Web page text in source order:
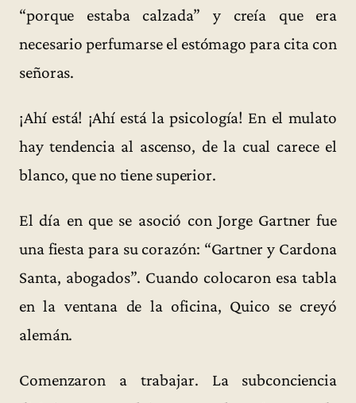
“porque estaba calzada” y creía que era
necesario perfumarse el estómago para cita con
señoras.
¡Ahí está! ¡Ahí está la psicología! En el mulato
hay tendencia al ascenso, de la cual carece el
blanco, que no tiene superior.
El día en que se asoció con Jorge Gartner fue
una fiesta para su corazón: “Gartner y Cardona
Santa, abogados”. Cuando colocaron esa tabla
en la ventana de la oficina, Quico se creyó
alemán.
Comenzaron a trabajar. La subconciencia